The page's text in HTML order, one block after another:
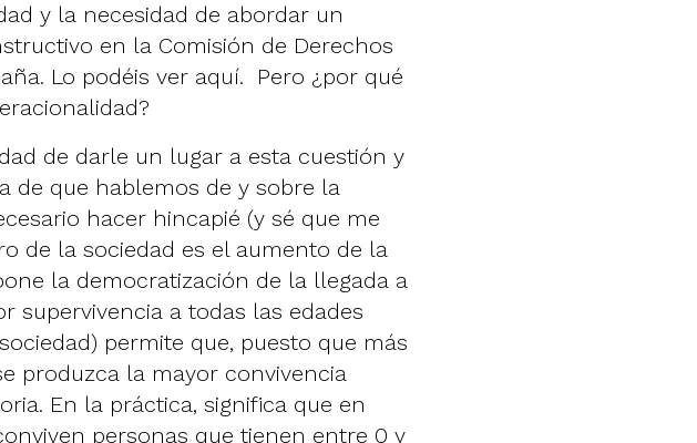
y la necesidad de abordar un
en la Comisión de Derechos
Lo podéis ver aquí. Pero ¿por qué
de darle un lugar a esta cuestión y
de que hablemos de y sobre la
hacer hincapié (y sé que me
de la sociedad es el aumento de la
la democratización de la llegada a
supervivencia a todas las edades
permite que, puesto que más
produzca la mayor convivencia
En la práctica, significa que en
personas que tienen entre 0 y